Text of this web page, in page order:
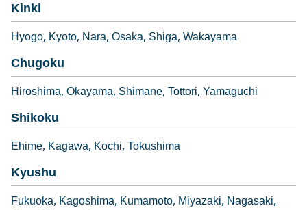
Kinki
Hyogo Kyoto Nara Osaka Shiga Wakayama
Chugoku
Hiroshima Okayama Shimane Tottori Yamaguchi
Shikoku
Ehime Kagawa Kochi Tokushima
Kyushu
Fukuoka Kagoshima Kumamoto Miyazaki Nagasaki